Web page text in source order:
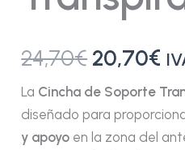
24,70€ 20,70€
La Cincha de Soporte
diseñado para
y apoyo en la zona del